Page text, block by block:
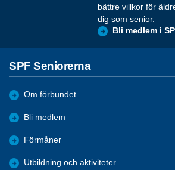
bättre villkor för
dig som senior.
Bli medlem i
SPF Seniorerna
Om förbundet
Bli medlem
Förmåner
Utbildning och aktiviteter